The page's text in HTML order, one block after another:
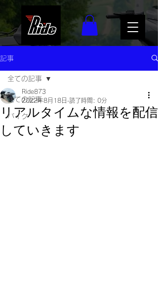
記事
全ての記事
バイク
全ての記事
リアルタイムな情報を配信
していきます
Ride873
2022年8月18日 読了時間: 0分